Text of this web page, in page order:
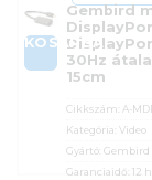
KOSÁRBA
Gembird
30Hz
15cm
Cikkszám:A-
Kategória:Video
Gyártó:Gembird
Garanciaidő:12